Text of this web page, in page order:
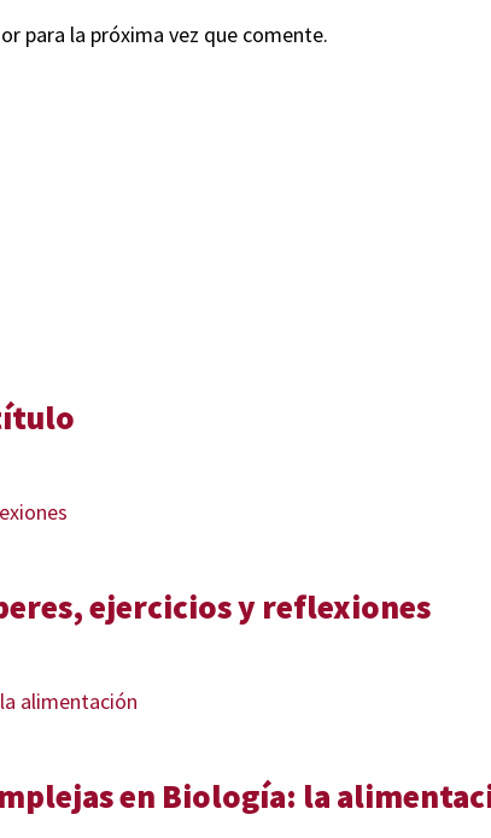
para la próxima vez que comente.
ejercicios y reflexiones
en Biología: la